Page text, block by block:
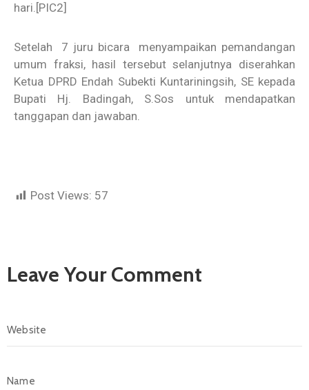
hari. [PIC2]
Setelah 7 juru bicara menyampaikan pemandangan
umum fraksi, hasil tersebut selanjutnya diserahkan
Ketua DPRD Endah Subekti Kuntariningsih, SE kepada
Bupati Hj. Badingah, S.Sos untuk mendapatkan
tanggapan dan jawaban.
Post Views: 57
Leave Your Comment